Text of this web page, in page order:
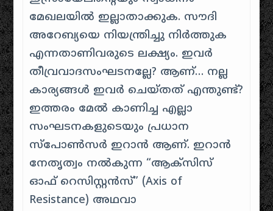
മേഖലയിൽ ഇല്ലാതാക്കുക. സൗദി
അറേബ്യയെ നിയന്ത്രിച്ചു നിർത്തുക
എന്നതാണിവരുടെ ലക്ഷ്യം. ഇവർ
തീവ്രവാദസംഘടനല്ലേ? ആണ്… നല്ല
കാര്യങ്ങൾ ഇവർ ചെയ്തത് എന്തുണ്ട്?
ഇത്തരം മേൽ കാണിച്ച എല്ലാ
സംഘടനകളുടെയും പ്രധാന
സ്പോൺസർ ഇറാൻ ആണ്. ഇറാൻ
നേതൃത്വം നൽകുന്ന “ആക്സിസ്
ഓഫ് റെസിസ്റ്റൻസ്” (Axis of
Resistance) അഥവാ